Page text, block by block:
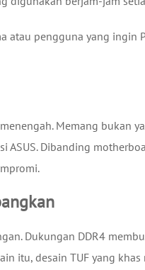
atau pengguna yang ingin
Memang bukan
Dibanding
Dukungan DDR4
itu, desain TUF yang